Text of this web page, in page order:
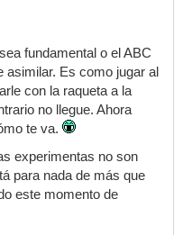
fundamental o el ABC
asimilar. Es como jugar al
con la raqueta a la
no llegue. Ahora
te va.
experimentas no son
para nada de más que
este momento de